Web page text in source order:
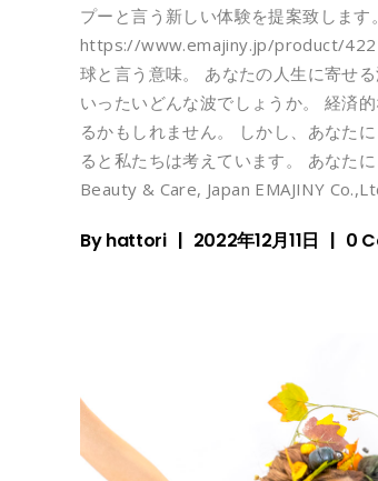
プーと言う新しい体験を提案致しま
https://www.emajiny.jp/product/422
球と言う意味。 あなたの人生に寄せ
いったいどんな波でしょうか。 経済
るかもしれません。 しかし、あなた
ると私たちは考えています。 あなた
Beauty & Care, Japan EMAJINY
Byhattori 2022年12月11日 0